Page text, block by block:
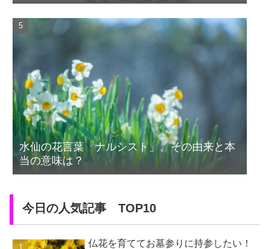
水仙の花言葉「ナルシスト」。その由来と本
当の意味は？
今日の人気記事 TOP10
仏花を育ててお墓参りに持参したい！